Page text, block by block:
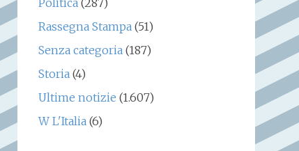
Politica(287)
Rassegna Stampa(51)
Senza categoria(187)
Storia(4)
Ultime notizie (1.607)
W L'Italia(6)